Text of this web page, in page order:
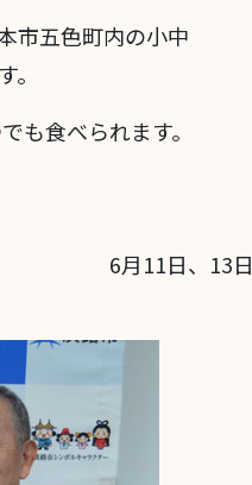
市五色町内の小中
も食べられます。
6月11日、13日